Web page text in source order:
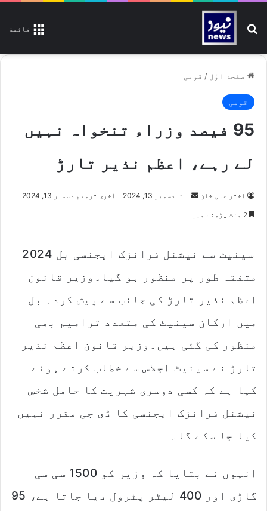
قائمة تلاش کیجیے
صفحۂ اوّل / قومی
قومی
95 فیصد وزراء تنخواہ نہیں
لے رہے، اعظم نذیر تارڑ
اختر علی خان
e
i
دسمبر 13, 2024 آخری ترمیم دسمبر 13, 2024
سینیٹ سے نیشنل فرانزک ایجنسی بل 2024
متفقہ طور پر منظور ہو گیا۔وزیر قانون
اعظم نذیر تارڑ کی جانب سے پیش کردہ بل
میں ارکان سینیٹ کی متعدد ترامیم بھی
منظور کی گئی ہیں۔وزیر قانون اعظم نذیر
تارڑ نے سینیٹ اجلاس سے خطاب کرتے ہوئے
کہا ہے کہ کسی دوسری شہریت کا حامل شخص
نیشنل فرانزک ایجنسی کا ڈی جی مقرر نہیں
کیا جا سکے گا۔
انہوں نے بتایا کہ وزیر کو 1500 سی سی
گاڑی اور 400 لیٹر پٹرول دیا جاتا ہے، 95